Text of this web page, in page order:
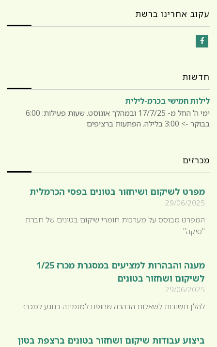
עקוב אחרינו ברשת
חדשות
לילות חמישי בכרמ-לילית
ימי ה' החל מ- 17/7/25 ובמהלך אוגוסט. שעות פעילות: 6:00
בבוקר -> 3:00 בלילה. הפתעות ברציפים
מכרזים
מפרט לשיקום ושיחזור בטונים בפסי הכרמלית
29/06/2025
המפרט מבוסס על מערכות חומרי שיקום בטונים של חברת
"סיקה"
מענה והבהרות למציעים במסגרת מכרז 1/25
לשיקום ושחזור בטונים
29/06/2025
להלן תשובות לשאלות הבהרה שהופנו למזמינה בנוגע למכרז
ביצוע עבודות שיקום ושחזור בטונים ברצפת בטון